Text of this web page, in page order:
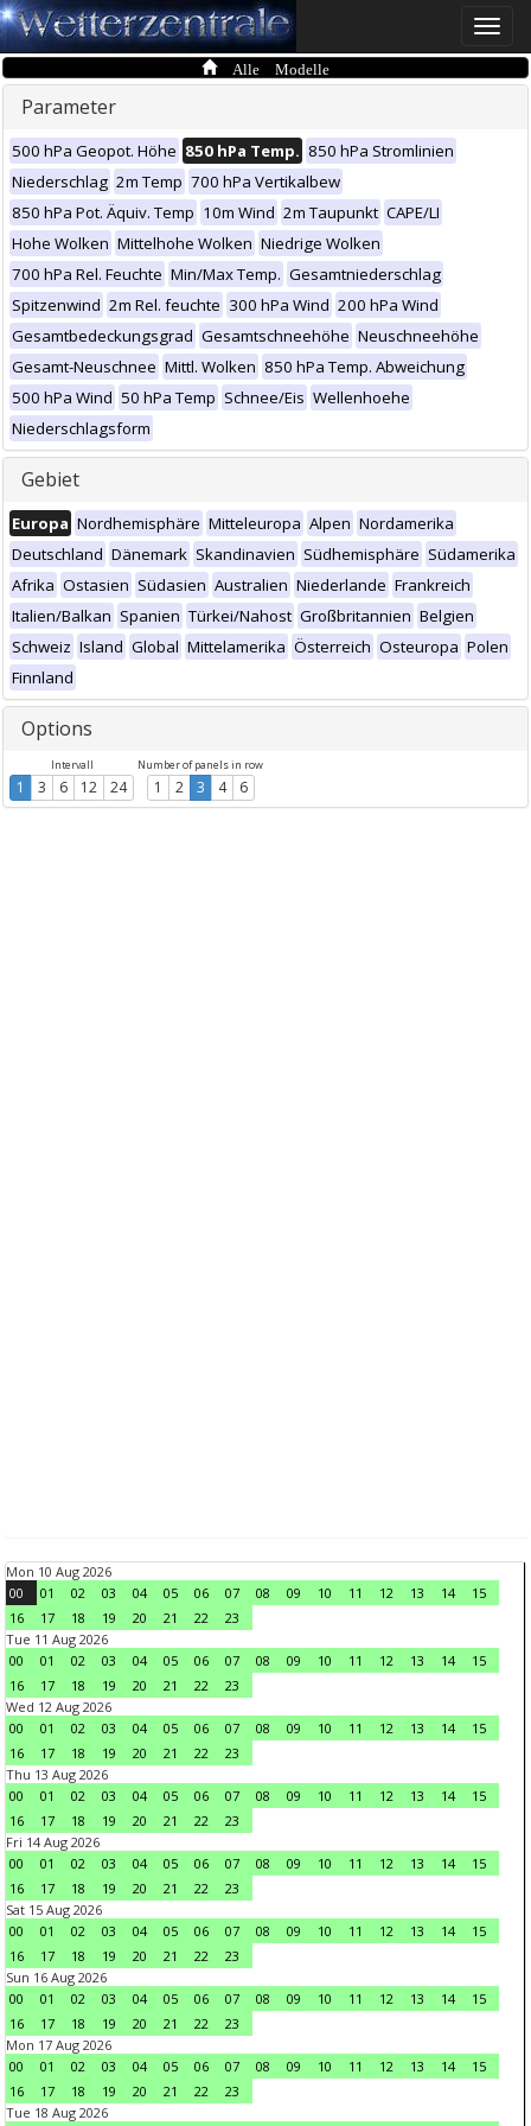
Toggle
Alle Modelle
Parameter
500 hPa Geopot. Höhe 850 hPa Temp. 850 hPa Stromlinien
Niederschlag 2m Temp 700 hPa Vertikalbew
850 hPa Pot. Äquiv. Temp 10m Wind 2m Taupunkt CAPE/LI
Hohe Wolken Mittelhohe Wolken Niedrige Wolken
700 hPa Rel. Feuchte Min/Max Temp. Gesamtniederschlag
Spitzenwind 2m Rel. feuchte 300 hPa Wind 200 hPa Wind
Gesamtbedeckungsgrad Gesamtschneehöhe Neuschneehöhe
Gesamt-Neuschnee Mittl. Wolken 850 hPa Temp. Abweichung
500 hPa Wind 50 hPa Temp Schnee/Eis Wellenhoehe
Niederschlagsform
Gebiet
Europa Nordhemisphäre Mitteleuropa Alpen Nordamerika
Deutschland Dänemark Skandinavien Südhemisphäre Südamerika
Afrika Ostasien Südasien Australien Niederlande Frankreich
Italien/Balkan Spanien Türkei/Nahost Großbritannien Belgien
Schweiz Island Global Mittelamerika Österreich Osteuropa Polen
Finnland
Options
Intervall
1 3 6 12 24
Number of panels in row
1 2 3 4 6
Mon 10 Aug 2026
00
01 02 03 04 05 06 07 08 09 10 11 12 13 14
15
16
17 18 19 20 21 22
23
Tue 11 Aug 2026
00
01 02 03 04 05 06 07 08 09 10 11 12 13 14
15
16
17 18 19 20 21 22
23
Wed 12 Aug 2026
00
01 02 03 04 05 06 07 08 09 10 11 12 13 14
15
16
17 18 19 20 21 22
23
Thu 13 Aug 2026
00
01 02 03 04 05 06 07 08 09 10 11 12 13 14
15
16
17 18 19 20 21 22
23
Fri 14 Aug 2026
00
01 02 03 04 05 06 07 08 09 10 11 12 13 14
15
16
17 18 19 20 21 22
23
Sat 15 Aug 2026
00
01 02 03 04 05 06 07 08 09 10 11 12 13 14
15
16
17 18 19 20 21 22
23
Sun 16 Aug 2026
00
01 02 03 04 05 06 07 08 09 10 11 12 13 14
15
16
17 18 19 20 21 22
23
Mon 17 Aug 2026
00
01 02 03 04 05 06 07 08 09 10 11 12 13 14
15
16
17 18 19 20 21 22
23
Tue 18 Aug 2026